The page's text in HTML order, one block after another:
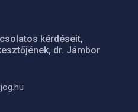
kérdéseit,
dr. Jámbor